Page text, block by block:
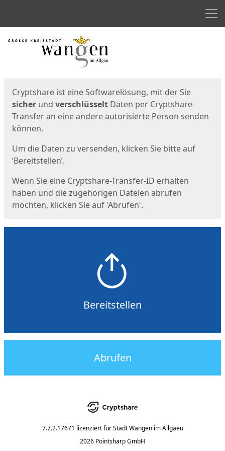
Start
Cryptshare ist eine Softwarelösung, mit der Sie
sicher und verschlüsselt Daten per Cryptshare-
Transfer an eine andere autorisierte Person senden
können.
Um die Daten zu versenden, klicken Sie bitte auf
‘Bereitstellen’.
Wenn Sie eine Cryptshare-Transfer-ID erhalten
haben und die zugehörigen Dateien abrufen
möchten, klicken Sie auf 'Abrufen'.
Bereitstellen
Abrufen
7.7.2.17671 lizenziert für Stadt Wangen im Allgaeu
2026 Pointsharp GmbH